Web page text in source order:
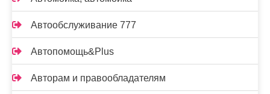
Автообслуживание 777
Автопомощь&Plus
Авторам и правообладателям